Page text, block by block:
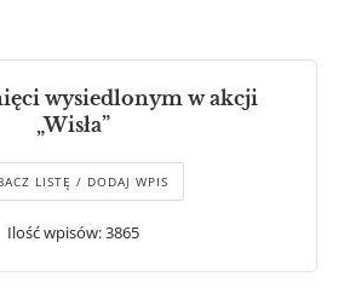
wysiedlonym w akcji
„Wisła”
LISTĘ / DODAJ WPIS
Ilość wpisów: 3865